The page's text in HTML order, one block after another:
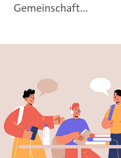
Gemeinschaft...